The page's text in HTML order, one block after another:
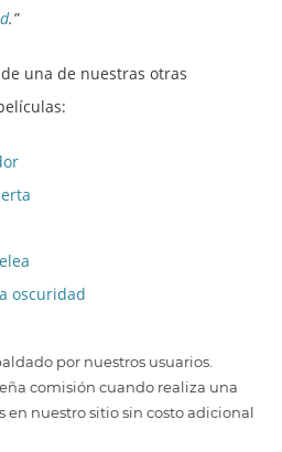
.”
una de nuestras otras
oscuridad
por nuestros usuarios.
comisión cuando realiza una
en nuestro sitio sin costo adicional